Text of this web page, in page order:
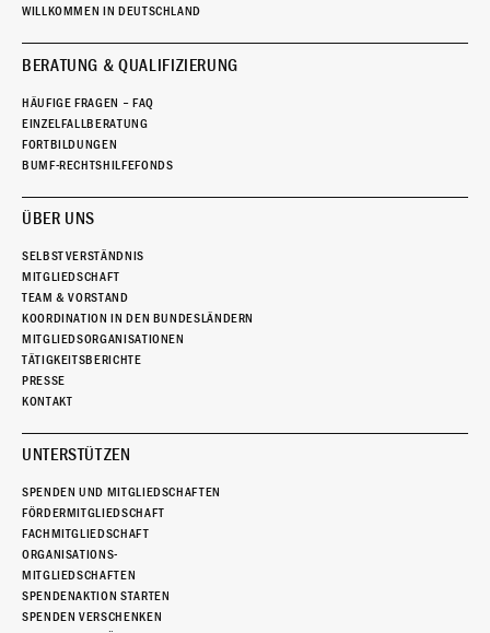
WILLKOMMEN IN DEUTSCHLAND
BERATUNG & QUALIFIZIERUNG
HÄUFIGE FRAGEN – FAQ
EINZELFALLBERATUNG
FORTBILDUNGEN
BUMF-RECHTSHILFEFONDS
ÜBER UNS
SELBSTVERSTÄNDNIS
MITGLIEDSCHAFT
TEAM & VORSTAND
KOORDINATION IN DEN BUNDESLÄNDERN
MITGLIEDSORGANISATIONEN
TÄTIGKEITSBERICHTE
PRESSE
KONTAKT
UNTERSTÜTZEN
SPENDEN UND MITGLIEDSCHAFTEN
FÖRDERMITGLIEDSCHAFT
FACHMITGLIEDSCHAFT
ORGANISATIONS-
MITGLIEDSCHAFTEN
SPENDENAKTION STARTEN
SPENDEN VERSCHENKEN